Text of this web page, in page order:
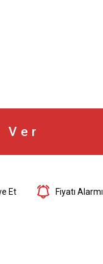
Ver
Et Fiyatı Alarmı